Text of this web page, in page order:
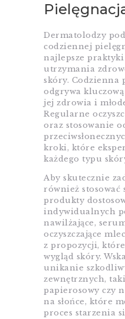
Dermatolodzy
codziennej
najlepsze
utrzymania
skóry. Codzienna
odgrywa
jej zdrowia i
Regularne
oraz stosowanie
kroki, które
każdego typu
Aby skutecznie
również stosować
produkty
indywidualnych
nawilżające,
oczyszczające
z propozycji,
wygląd skóry.
unikanie
zewnętrznych,
papierosowy czy
na słońce, które
proces starzenia